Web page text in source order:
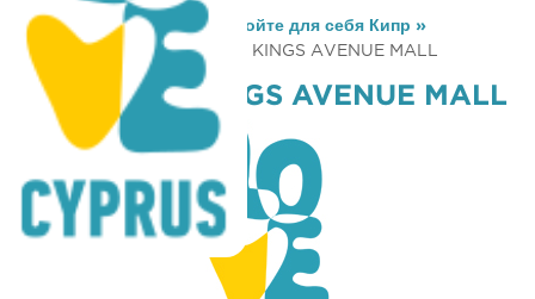
You are here: Home »Откройте для себя Кипр »
Gastronomy
» STARBUCKS KINGS AVENUE MALL
STARBUCKS KINGS AVENUE MALL